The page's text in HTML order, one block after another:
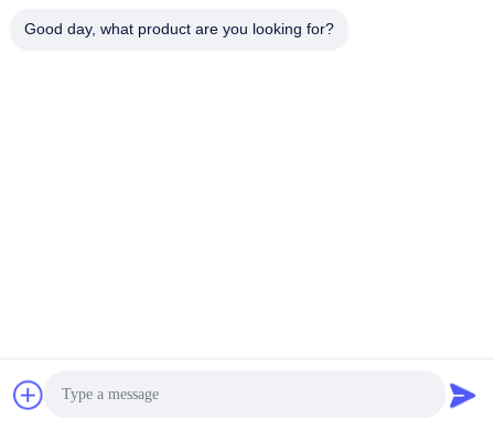
Διαδικασία παραγωγής
Good day, what product are you looking for?